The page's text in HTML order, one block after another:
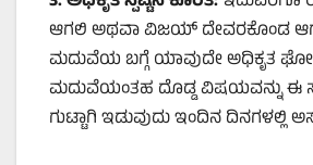
ಆಗಲಿ ಅಥವಾ ವಿಜಯ್ ದೇವರಕೊಂಡ
ಮದುವೆಯ ಬಗ್ಗೆ ಯಾವುದೇ ಅಧಿಕೃತ
ಮದುವೆಯಂತಹ ದೊಡ್ಡ ವಿಷಯವನ್ನು ಈ
ಗುಟ್ಟಾಗಿ ಇಡುವುದು ಇಂದಿನ ದಿನಗಳಲ್ಲಿ